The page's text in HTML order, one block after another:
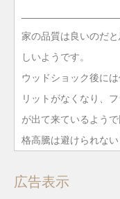
家の品質は良いのだ
しいようです。
ウッドショック後に
リットがなくなり、
が出て来ているよう
格高騰は避けられない
広告表示